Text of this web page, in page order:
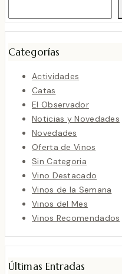
Categorías
Actividades
Catas
El Observador
Noticias y Novedades
Novedades
Oferta de Vinos
Sin Categoria
Vino Destacado
Vinos de la Semana
Vinos del Mes
Vinos Recomendados
Últimas Entradas